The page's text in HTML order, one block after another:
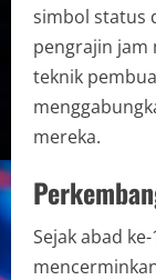
simbol status
pengrajin jam
teknik
mereka.
Sejak abad ke-